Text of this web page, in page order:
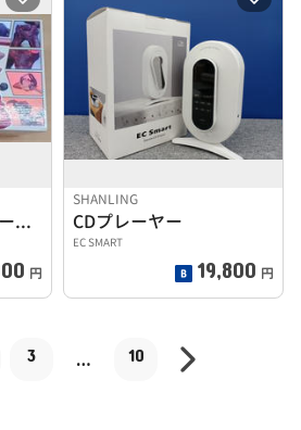
ショウリン・カウボーイ / THE SHAOLIN COWB
円
SHANLING
CDプレーヤー
EC SMART
19,800 円
3 … 10